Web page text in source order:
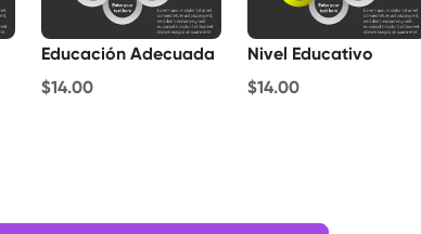
Educación Adecuada
$14.00
Nivel Educativo
$14.00